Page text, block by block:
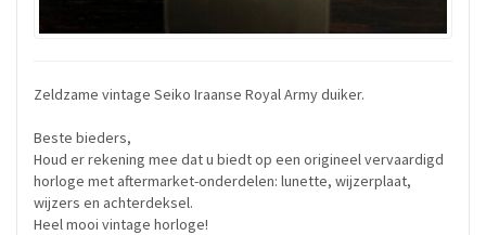
Zeldzame vintage Seiko Iraanse Royal Army duiker.
Beste bieders,
Houd er rekening mee dat u biedt op een origineel vervaardigd
horloge met aftermarket-onderdelen: lunette, wijzerplaat,
wijzers en achterdeksel.
Heel mooi vintage horloge!